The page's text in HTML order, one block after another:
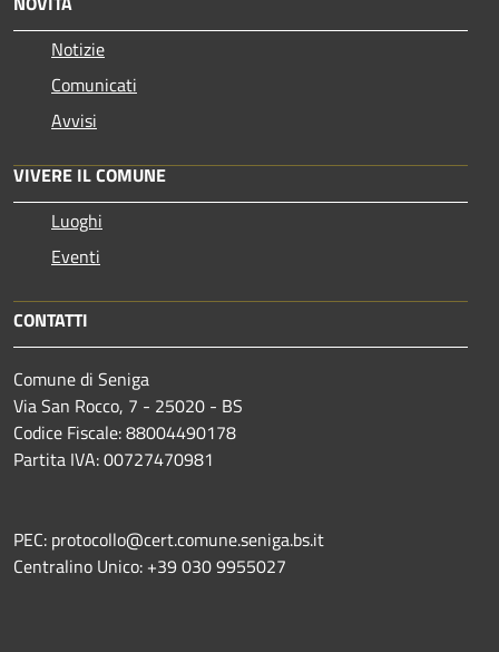
Notizie
Comunicati
Avvisi
VIVERE IL COMUNE
Luoghi
Eventi
CONTATTI
Comune di Seniga
Via San Rocco, 7 - 25020 - BS
Codice Fiscale: 88004490178
Partita IVA: 00727470981
PEC: protocollo@cert.comune.seniga.bs.it
Centralino Unico: +39 030 9955027